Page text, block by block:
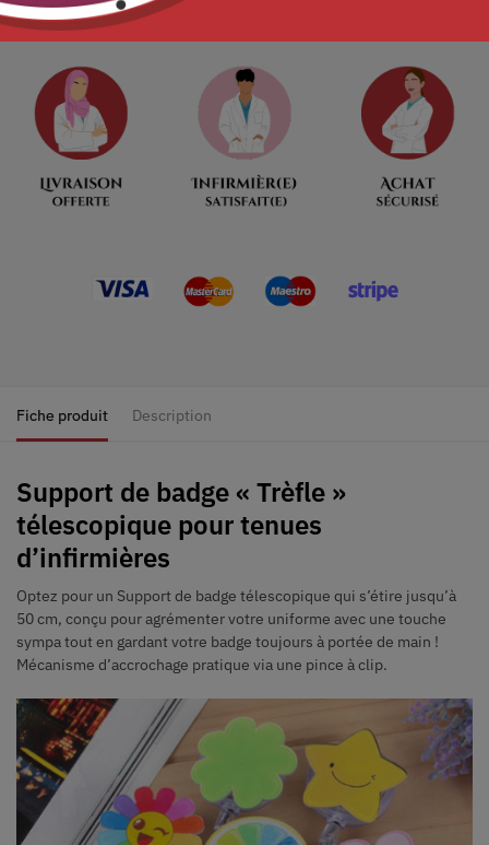
Fiche produit Description
Support de badge « Trèfle »
télescopique pour tenues
d’infirmières
Optez pour un Support de badge télescopique qui s’étire jusqu’à
50 cm, conçu pour agrémenter votre uniforme avec une touche
sympa tout en gardant votre badge toujours à portée de main !
Mécanisme d’accrochage pratique via une pince à clip.